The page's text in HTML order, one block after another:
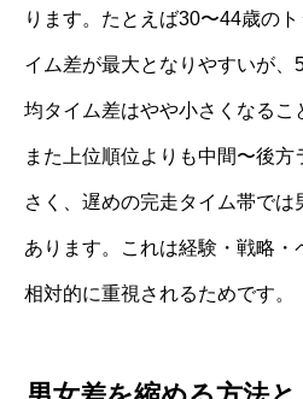
ります。たとえば30〜44歳の
イム差が最大となりやすいが
均タイム差はやや小さくなるこ
また上位順位よりも中間〜後
さく、遅めの完走タイム帯で
あります。これは経験・戦略
相対的に重視されるためです。